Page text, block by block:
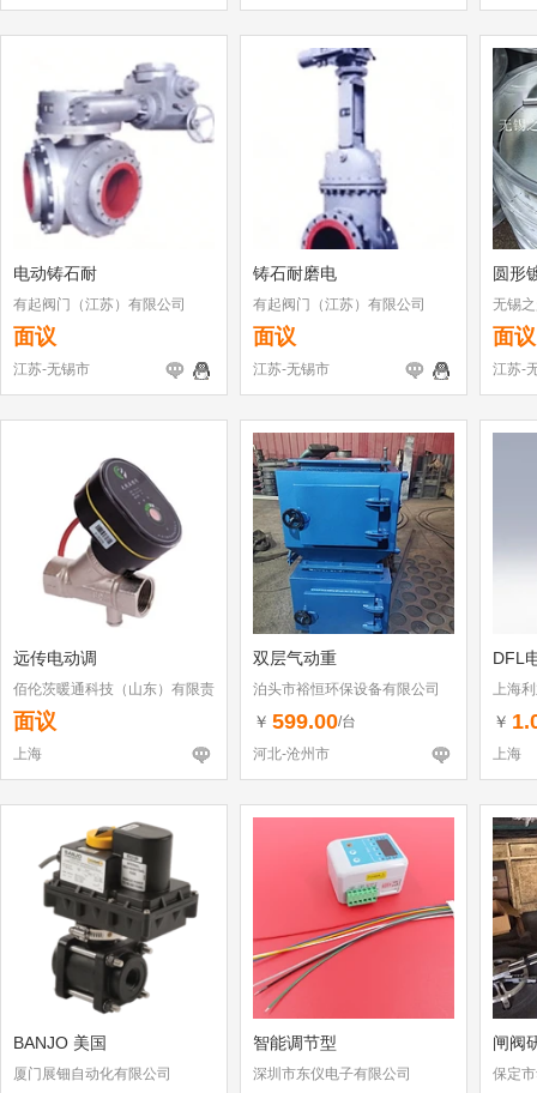
电动铸石耐
有起阀门（江苏）有限公司
面议
江苏-无锡市
铸石耐磨电
有起阀门（江苏）有限公司
面议
江苏-无锡市
圆形
无锡
面议
江苏-
远传电动调
佰伦茨暖通科技（山东）有限责
任公司
面议
上海
双层气动重
泊头市裕恒环保设备有限公司
￥ 599.00/台
河北-沧州市
DFL
上海
￥
上海
BANJO 美国
厦门展钿自动化有限公司
智能调节型
深圳市东仪电子有限公司
闸阀
保定